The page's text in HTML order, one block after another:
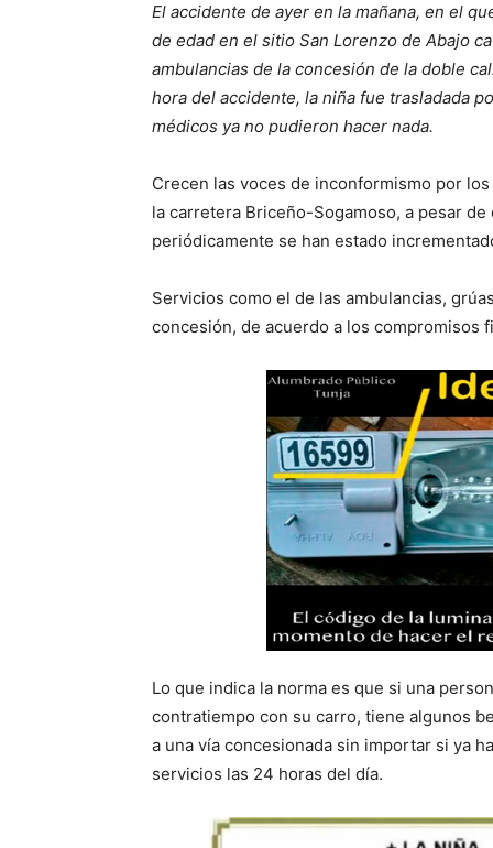
El accidente de ayer en la mañana, en el
de edad en el sitio San Lorenzo de Abajo
ambulancias de la concesión de la doble
hora del accidente, la niña fue trasladada
médicos ya no pudieron hacer nada.
Crecen las voces de inconformismo por
la carretera Briceño-Sogamoso, a pesar
periódicamente se han estado
Servicios como el de las ambulancias,
concesión, de acuerdo a los compromisos
Lo que indica la norma es que si una
contratiempo con su carro, tiene algunos
a una vía concesionada sin importar si ya
servicios las 24 horas del día.